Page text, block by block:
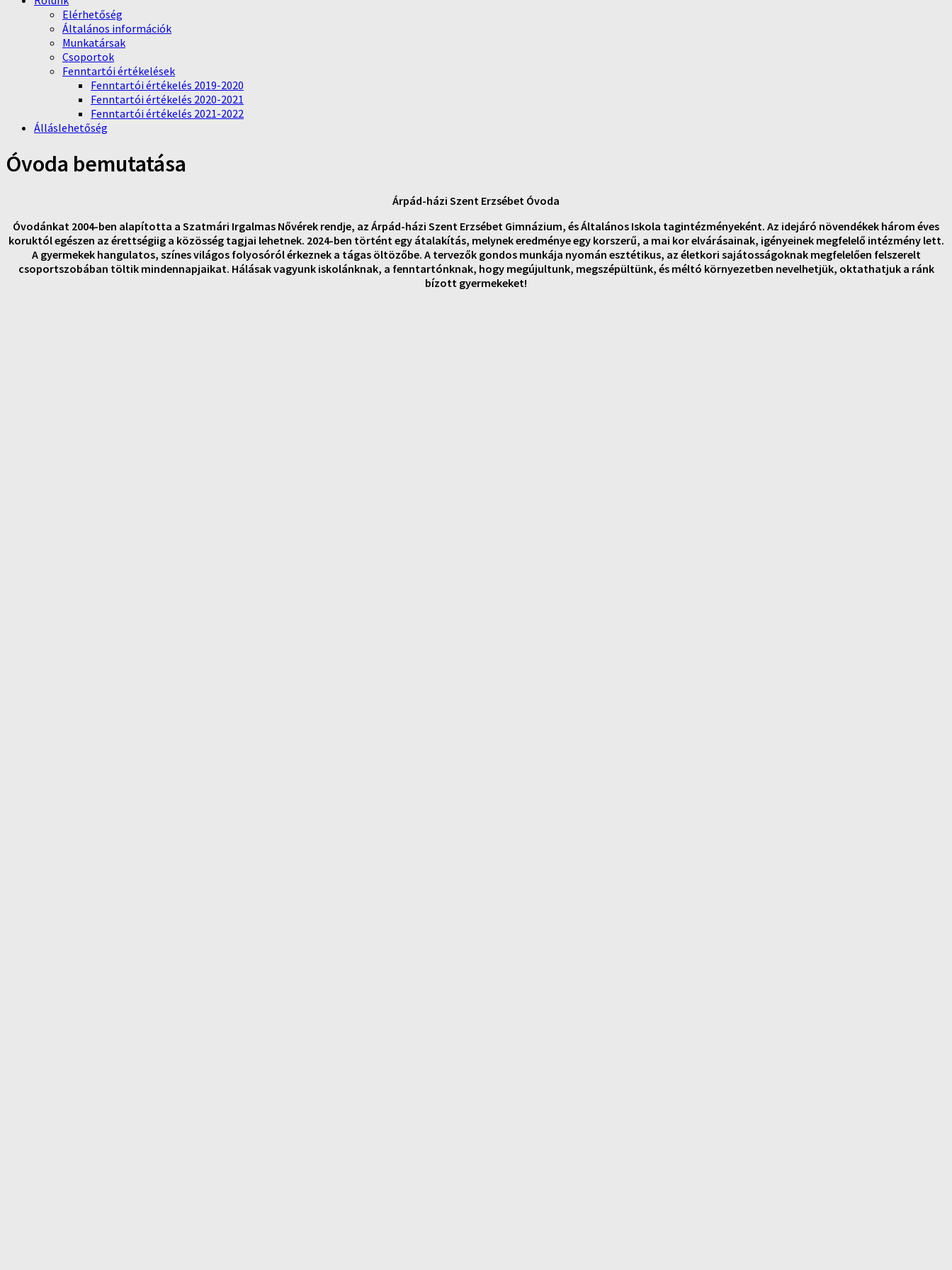
Elérhetőség
Általános információk
Munkatársak
Csoportok
Fenntartói értékelések
Fenntartói értékelés 2019-2020
Fenntartói értékelés 2020-2021
Fenntartói értékelés 2021-2022
Álláslehetőség
Óvoda bemutatása
Árpád-házi Szent Erzsébet Óvoda
Óvodánkat 2004-ben alapította a Szatmári Irgalmas Nővérek rendje, az Árpád-házi Szent Erzsébet Gimnázium, és Általános Iskola tagintézményeként. Az idejáró növendékek három éves
koruktól egészen az érettségiig a közösség tagjai lehetnek. 2024-ben történt egy átalakítás, melynek eredménye egy korszerű, a mai kor elvárásainak, igényeinek megfelelő intézmény lett.
A gyermekek hangulatos, színes világos folyosóról érkeznek a tágas öltözőbe. A tervezők gondos munkája nyomán esztétikus, az életkori sajátosságoknak megfelelően felszerelt
csoportszobában töltik mindennapjaikat. Hálásak vagyunk iskolánknak, a fenntartónknak, hogy megújultunk, megszépültünk, és méltó környezetben nevelhetjük, oktathatjuk a ránk
bízott gyermekeket!